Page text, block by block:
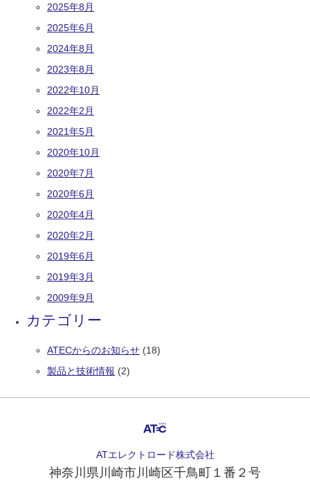
2025年8月
2025年6月
2024年8月
2023年8月
2022年10月
2022年2月
2021年5月
2020年10月
2020年7月
2020年6月
2020年4月
2020年2月
2019年6月
2019年3月
2009年9月
カテゴリー
ATECからのお知らせ (18)
製品と技術情報 (2)
ATエレクトロード株式会社
神奈川県川崎市川崎区千鳥町１番２号